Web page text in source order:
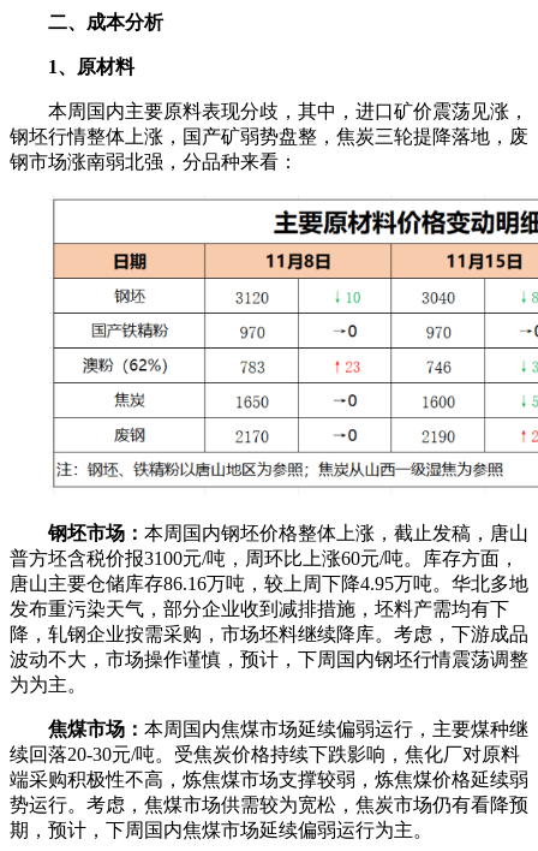
二、成本分析
1、原材料
本周国内主要原料表现分歧，其中，进口矿价震荡见涨，
钢坯行情整体上涨，国产矿弱势盘整，焦炭三轮提降落地，废
钢市场涨南弱北强，分品种来看：
钢坯市场： 本周国内钢坯价格整体上涨，截止发稿，唐山
普方坯含税价报3100元/吨，周环比上涨60元/吨。库存方面，
唐山主要仓储库存86.16万吨，较上周下降4.95万吨。华北多地
发布重污染天气，部分企业收到减排措施，坯料产需均有下
降，轧钢企业按需采购，市场坯料继续降库。考虑，下游成品
波动不大，市场操作谨慎，预计，下周国内钢坯行情震荡调整
为为主。
焦煤市场： 本周国内焦煤市场延续偏弱运行，主要煤种继
续回落20-30元/吨。受焦炭价格持续下跌影响，焦化厂对原料
端采购积极性不高，炼焦煤市场支撑较弱，炼焦煤价格延续弱
势运行。考虑，焦煤市场供需较为宽松，焦炭市场仍有看降预
期，预计，下周国内焦煤市场延续偏弱运行为主。